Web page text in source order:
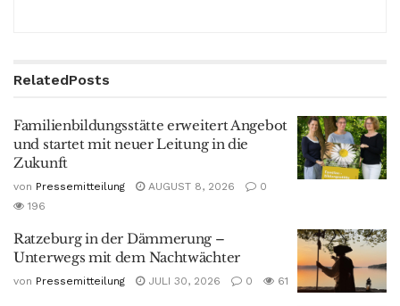
RelatedPosts
Familienbildungsstätte erweitert Angebot
und startet mit neuer Leitung in die
Zukunft
von Pressemitteilung AUGUST 8, 2026
0
196
Ratzeburg in der Dämmerung –
Unterwegs mit dem Nachtwächter
von Pressemitteilung JULI 30, 2026 0 61